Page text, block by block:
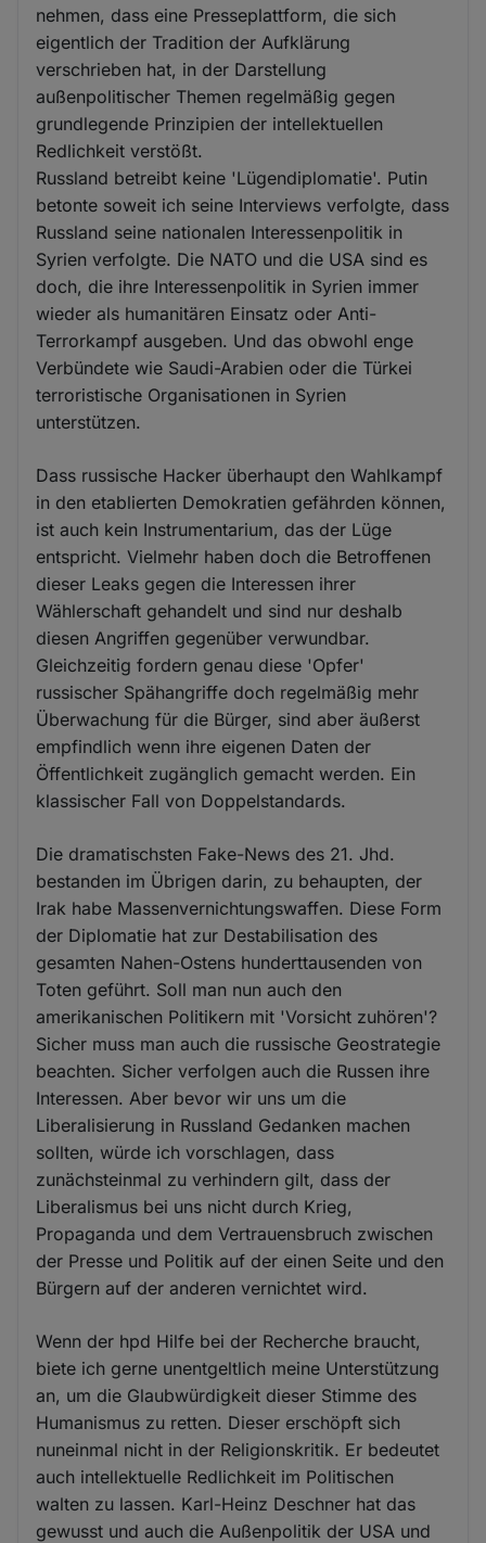
nehmen, dass eine Presseplattform, die sich
eigentlich der Tradition der Aufklärung
verschrieben hat, in der Darstellung
außenpolitischer Themen regelmäßig gegen
grundlegende Prinzipien der intellektuellen
Redlichkeit verstößt.
Russland betreibt keine 'Lügendiplomatie'. Putin
betonte soweit ich seine Interviews verfolgte, dass
Russland seine nationalen Interessenpolitik in
Syrien verfolgte. Die NATO und die USA sind es
doch, die ihre Interessenpolitik in Syrien immer
wieder als humanitären Einsatz oder Anti-
Terrorkampf ausgeben. Und das obwohl enge
Verbündete wie Saudi-Arabien oder die Türkei
terroristische Organisationen in Syrien
unterstützen.
Dass russische Hacker überhaupt den Wahlkampf
in den etablierten Demokratien gefährden können,
ist auch kein Instrumentarium, das der Lüge
entspricht. Vielmehr haben doch die Betroffenen
dieser Leaks gegen die Interessen ihrer
Wählerschaft gehandelt und sind nur deshalb
diesen Angriffen gegenüber verwundbar.
Gleichzeitig fordern genau diese 'Opfer'
russischer Spähangriffe doch regelmäßig mehr
Überwachung für die Bürger, sind aber äußerst
empfindlich wenn ihre eigenen Daten der
Öffentlichkeit zugänglich gemacht werden. Ein
klassischer Fall von Doppelstandards.
Die dramatischsten Fake-News des 21. Jhd.
bestanden im Übrigen darin, zu behaupten, der
Irak habe Massenvernichtungswaffen. Diese Form
der Diplomatie hat zur Destabilisation des
gesamten Nahen-Ostens hunderttausenden von
Toten geführt. Soll man nun auch den
amerikanischen Politikern mit 'Vorsicht zuhören'?
Sicher muss man auch die russische Geostrategie
beachten. Sicher verfolgen auch die Russen ihre
Interessen. Aber bevor wir uns um die
Liberalisierung in Russland Gedanken machen
sollten, würde ich vorschlagen, dass
zunächsteinmal zu verhindern gilt, dass der
Liberalismus bei uns nicht durch Krieg,
Propaganda und dem Vertrauensbruch zwischen
der Presse und Politik auf der einen Seite und den
Bürgern auf der anderen vernichtet wird.
Wenn der hpd Hilfe bei der Recherche braucht,
biete ich gerne unentgeltlich meine Unterstützung
an, um die Glaubwürdigkeit dieser Stimme des
Humanismus zu retten. Dieser erschöpft sich
nuneinmal nicht in der Religionskritik. Er bedeutet
auch intellektuelle Redlichkeit im Politischen
walten zu lassen. Karl-Heinz Deschner hat das
gewusst und auch die Außenpolitik der USA und